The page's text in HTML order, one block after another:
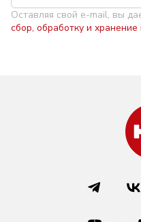
Оставляя свой e-mail, вы
сбор, обработку и